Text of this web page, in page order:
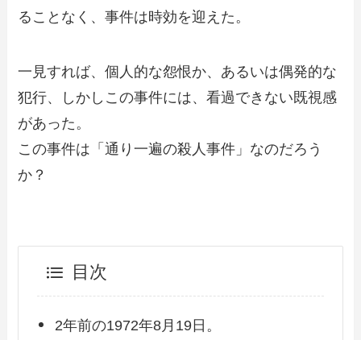
ることなく、事件は時効を迎えた。
一見すれば、個人的な怨恨か、あるいは偶発的な
犯行、しかしこの事件には、看過できない既視感
があった。
この事件は「通り一遍の殺人事件」なのだろう
か？
目次
2年前の1972年8月19日。